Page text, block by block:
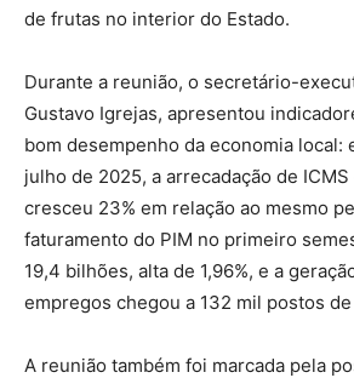
de frutas no interior do Estado.
Durante a reunião, o secretário-
Gustavo Igrejas, apresentou
bom desempenho da economia local:
julho de 2025, a arrecadação de
cresceu 23% em relação ao mesmo
faturamento do PIM no primeiro
19,4 bilhões, alta de 1,96%, e a
empregos chegou a 132 mil postos
A reunião também foi marcada pela